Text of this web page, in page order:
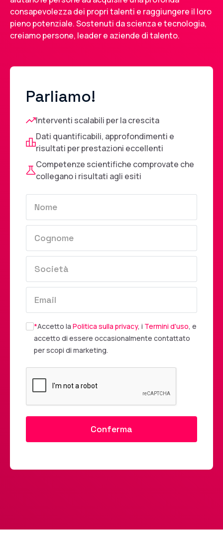
consapevolezza dei propri talenti e raggiungere il loro
pieno potenziale. Sostenuti da scienza e tecnologia,
creiamo persone, leader e aziende di talento.
Parliamo!
Interventi scalabili per la crescita
Dati quantificabili, approfondimenti e
risultati per prestazioni eccellenti
Competenze scientifiche comprovate che
collegano i risultati agli esiti
*Accetto la Politica sulla privacy, i Termini d'uso, e
accetto di essere occasionalmente contattato
per scopi di marketing.